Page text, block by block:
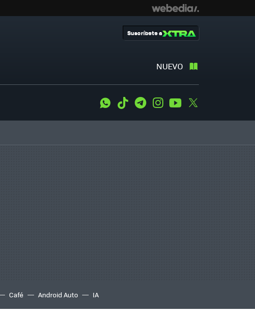
NUEVO
Suscríbete a
WhatsApp
Tiktok TelegramInstagramYoutube
Café Android Auto IA